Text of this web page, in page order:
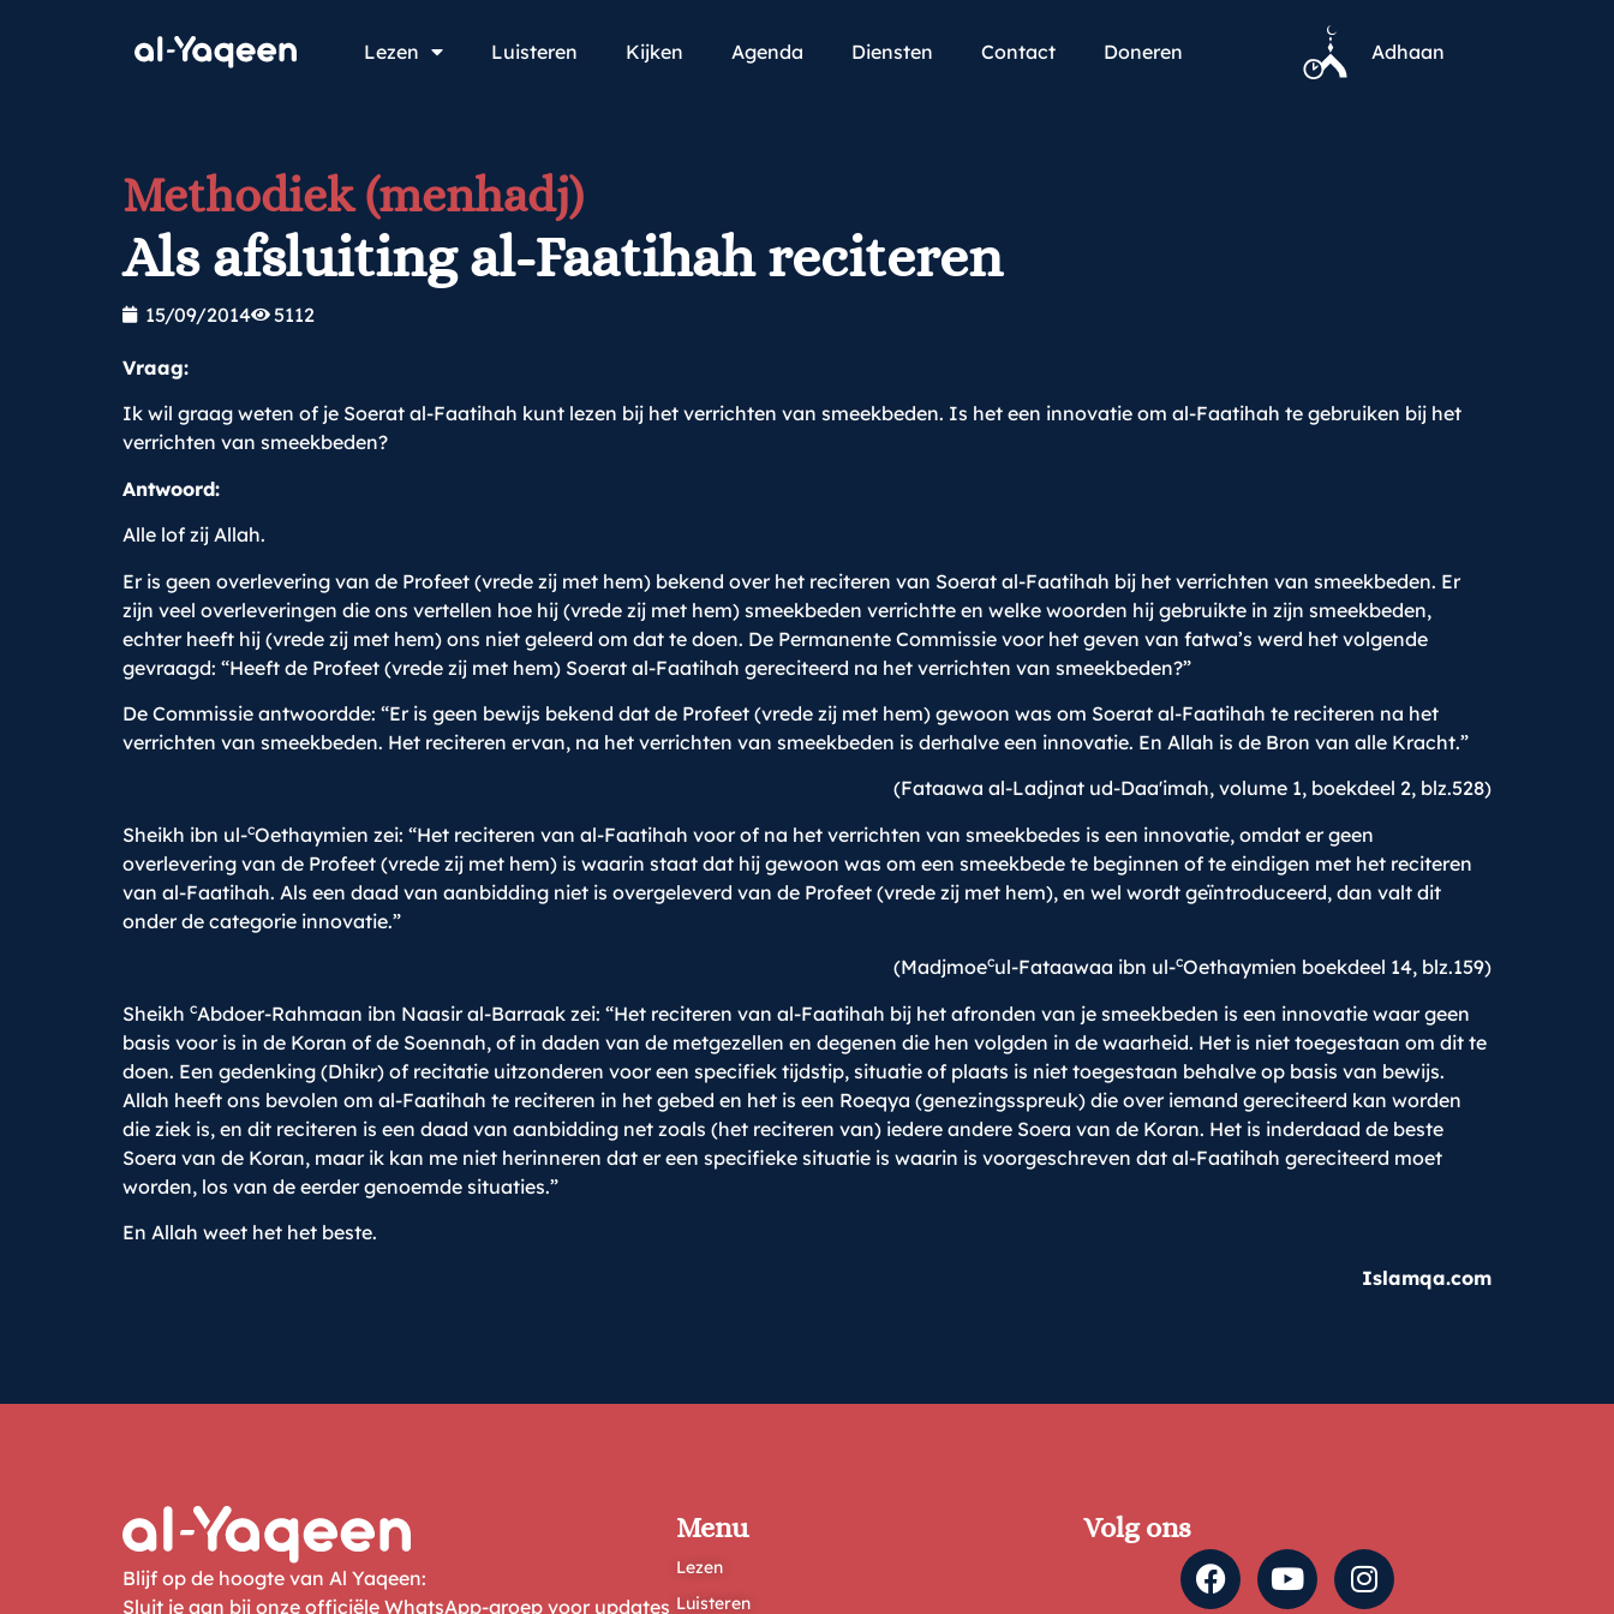
Lezen Luisteren Kijken Agenda Diensten Contact Doneren Adhaan
Methodiek (menhadj)
Als afsluiting al-Faatihah reciteren
15/09/2014 5112
Vraag:
Ik wil graag weten of je Soerat al-Faatihah kunt lezen bij het verrichten van smeekbeden. Is het een innovatie om al-Faatihah te gebruiken bij het
verrichten van smeekbeden?
Antwoord:
Alle lof zij Allah.
Er is geen overlevering van de Profeet (vrede zij met hem) bekend over het reciteren van Soerat al-Faatihah bij het verrichten van smeekbeden. Er
zijn veel overleveringen die ons vertellen hoe hij (vrede zij met hem) smeekbeden verrichtte en welke woorden hij gebruikte in zijn smeekbeden,
echter heeft hij (vrede zij met hem) ons niet geleerd om dat te doen. De Permanente Commissie voor het geven van fatwa’s werd het volgende
gevraagd: “Heeft de Profeet (vrede zij met hem) Soerat al-Faatihah gereciteerd na het verrichten van smeekbeden?”
De Commissie antwoordde: “Er is geen bewijs bekend dat de Profeet (vrede zij met hem) gewoon was om Soerat al-Faatihah te reciteren na het
verrichten van smeekbeden. Het reciteren ervan, na het verrichten van smeekbeden is derhalve een innovatie. En Allah is de Bron van alle Kracht.”
(Fataawa al-Ladjnat ud-Daa'imah, volume 1, boekdeel 2, blz.528)
Sheikh ibn ul-cOethaymien zei: “Het reciteren van al-Faatihah voor of na het verrichten van smeekbedes is een innovatie, omdat er geen
overlevering van de Profeet (vrede zij met hem) is waarin staat dat hij gewoon was om een smeekbede te beginnen of te eindigen met het reciteren
van al-Faatihah. Als een daad van aanbidding niet is overgeleverd van de Profeet (vrede zij met hem), en wel wordt geïntroduceerd, dan valt dit
onder de categorie innovatie.”
(Madjmoecul-Fataawaa ibn ul-cOethaymien boekdeel 14, blz.159)
Sheikh cAbdoer-Rahmaan ibn Naasir al-Barraak zei: “Het reciteren van al-Faatihah bij het afronden van je smeekbeden is een innovatie waar geen
basis voor is in de Koran of de Soennah, of in daden van de metgezellen en degenen die hen volgden in de waarheid. Het is niet toegestaan om dit te
doen. Een gedenking (Dhikr) of recitatie uitzonderen voor een specifiek tijdstip, situatie of plaats is niet toegestaan behalve op basis van bewijs.
Allah heeft ons bevolen om al-Faatihah te reciteren in het gebed en het is een Roeqya (genezingsspreuk) die over iemand gereciteerd kan worden
die ziek is, en dit reciteren is een daad van aanbidding net zoals (het reciteren van) iedere andere Soera van de Koran. Het is inderdaad de beste
Soera van de Koran, maar ik kan me niet herinneren dat er een specifieke situatie is waarin is voorgeschreven dat al-Faatihah gereciteerd moet
worden, los van de eerder genoemde situaties.”
En Allah weet het het beste.
Islamqa.com
Blijf op de hoogte van Al Yaqeen:
Sluit je aan bij onze officiële WhatsApp-groep voor updates
Menu
Lezen
Luisteren
Volg ons